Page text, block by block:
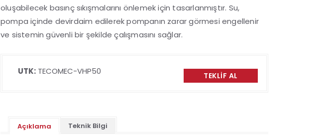
oluşabilecek basınç sıkışmalarını önlemek için tasarlanmıştır. Su,
pompa içinde devirdaim edilerek pompanın zarar görmesi engellenir
ve sistemin güvenli bir şekilde çalışmasını sağlar.
UTK: TECOMEC-VHP50 TEKLIF AL
Açıklama Teknik Bilgi